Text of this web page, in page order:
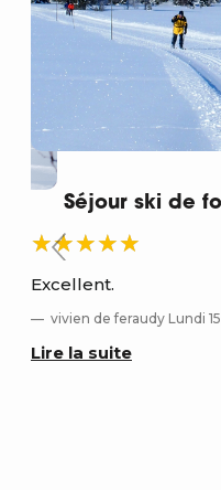
Séjour ski de
Excellent.
vivien de feraudy Lundi
Lire la suite